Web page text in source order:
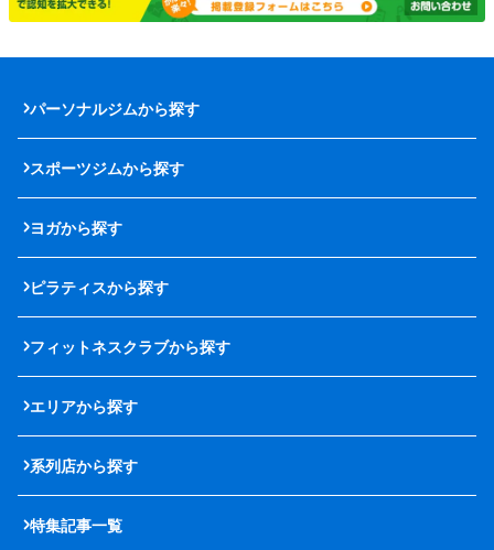
パーソナルジムから探す
スポーツジムから探す
ヨガから探す
ピラティスから探す
フィットネスクラブから探す
エリアから探す
系列店から探す
特集記事一覧